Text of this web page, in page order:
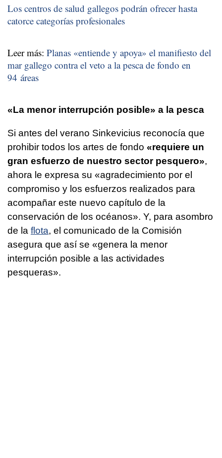
Los centros de salud gallegos podrán ofrecer hasta
catorce categorías profesionales
Leer más: Planas «entiende y apoya» el manifiesto del
mar gallego contra el veto a la pesca de fondo en
94 áreas
«La menor interrupción posible» a la pesca
Si antes del verano Sinkevicius reconocía que
prohibir todos los artes de fondo «requiere un
gran esfuerzo de nuestro sector pesquero»,
ahora le expresa su «agradecimiento por el
compromiso y los esfuerzos realizados para
acompañar este nuevo capítulo de la
conservación de los océanos». Y, para asombro
de la flota, el comunicado de la Comisión
asegura que así se «genera la menor
interrupción posible a las actividades
pesqueras».